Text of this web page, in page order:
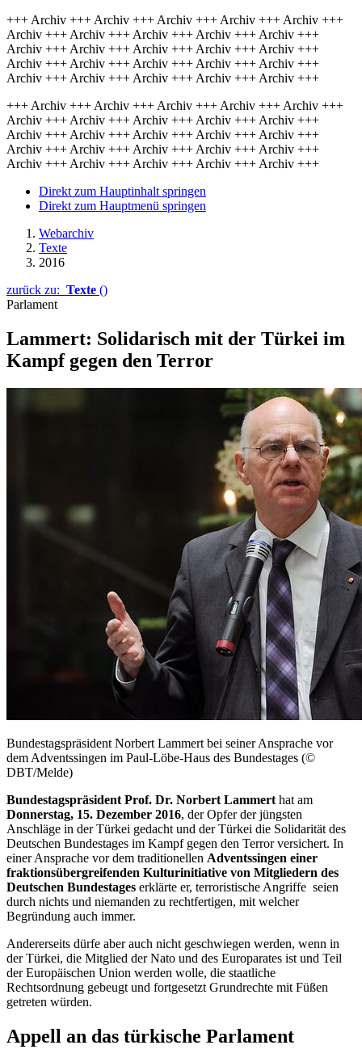
+++ Archiv +++ Archiv +++ Archiv +++ Archiv +++ Archiv +++
Archiv +++ Archiv +++ Archiv +++ Archiv +++ Archiv +++
Archiv +++ Archiv +++ Archiv +++ Archiv +++ Archiv +++
Archiv +++ Archiv +++ Archiv +++ Archiv +++ Archiv +++
Archiv +++ Archiv +++ Archiv +++ Archiv +++ Archiv +++
+++ Archiv +++ Archiv +++ Archiv +++ Archiv +++ Archiv +++
Archiv +++ Archiv +++ Archiv +++ Archiv +++ Archiv +++
Archiv +++ Archiv +++ Archiv +++ Archiv +++ Archiv +++
Archiv +++ Archiv +++ Archiv +++ Archiv +++ Archiv +++
Archiv +++ Archiv +++ Archiv +++ Archiv +++ Archiv +++
Direkt zum Hauptinhalt springen
Direkt zum Hauptmenü springen
Webarchiv
Texte
2016
zurück zu: Texte ()
Parlament
Lammert: Solidarisch mit der Türkei im
Kampf gegen den Terror
Bundestagspräsident Norbert Lammert bei seiner Ansprache vor
dem Adventssingen im Paul-Löbe-Haus des Bundestages (©
DBT/Melde)
Bundestagspräsident Prof. Dr. Norbert Lammert hat am
Donnerstag, 15. Dezember 2016, der Opfer der jüngsten
Anschläge in der Türkei gedacht und der Türkei die Solidarität des
Deutschen Bundestages im Kampf gegen den Terror versichert. In
einer Ansprache vor dem traditionellen Adventssingen einer
fraktionsübergreifenden Kulturinitiative von Mitgliedern des
Deutschen Bundestages erklärte er, terroristische Angriffe seien
durch nichts und niemanden zu rechtfertigen, mit welcher
Begründung auch immer.
Andererseits dürfe aber auch nicht geschwiegen werden, wenn in
der Türkei, die Mitglied der Nato und des Europarates ist und Teil
der Europäischen Union werden wolle, die staatliche
Rechtsordnung gebeugt und fortgesetzt Grundrechte mit Füßen
getreten würden.
Appell an das türkische Parlament